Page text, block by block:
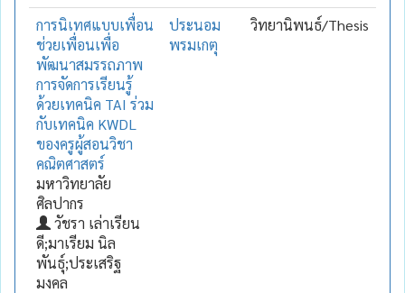
การนิเทศแบบเพื่อน
ช่วยเพื่อนเพื่อ
พัฒนาสมรรถภาพ
การจัดการเรียนรู้
ด้วยเทคนิค TAI ร่วม
กับเทคนิค KWDL
ของครูผู้สอนวิชา
คณิตศาสตร์
มหาวิทยาลัย
ศิลปากร
วัชรา เล่าเรียน
ดี;มาเรียม นิล
พันธุ์;ประเสริฐ
มงคล
ประนอม
พรมเกตุ
วิทยานิพนธ์/Thesis